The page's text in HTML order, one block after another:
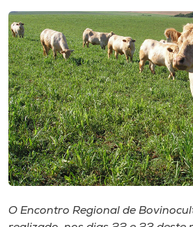
Cultura
CPA
Biblioteca
Editora
O Encontro Regional de